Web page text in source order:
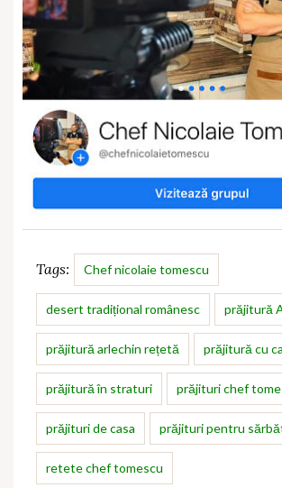
Tags: Chef nicolaie tomescu
desert tradițional românesc prăjitură
prăjitură arlechin rețetă prăjitură cu
prăjitură în straturi prăjituri chef
prăjituri de casa prăjituri pentru
retete chef tomescu